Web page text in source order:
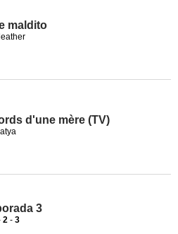
maldito
d'une mère (TV)
3
2 - 3